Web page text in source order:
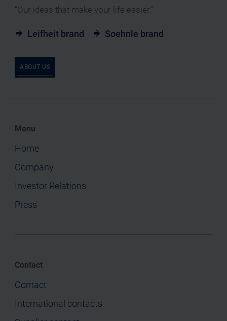
“Our ideas that make your life easier.”
Leifheit brand Soehnle brand
ABOUT US
Menu
Home
Company
Investor Relations
Press
Contact
Contact
International contacts